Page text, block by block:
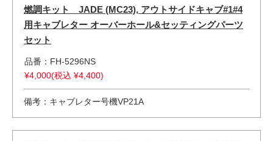
燃調キット JADE (MC23), アウトサイドキャブ#1#4
用キャブレター オーバーホール&セッティングパーツ
セット
品番：FH-5296NS
¥4,000(税込 ¥4,400)
備考：キャブレター号機VP21A